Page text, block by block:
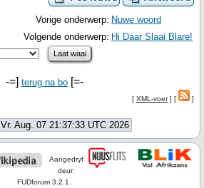
Vorige onderwerp: Nuwe woord
Volgende onderwerp: Hi Daar Slaai Blare!
-=] terug na bo[=-
[ XML-voer] [ ]
Vr. Aug. 07 21:37:33 UTC 2026
Aangedryf
deur:
FUDforum 3.2.1.